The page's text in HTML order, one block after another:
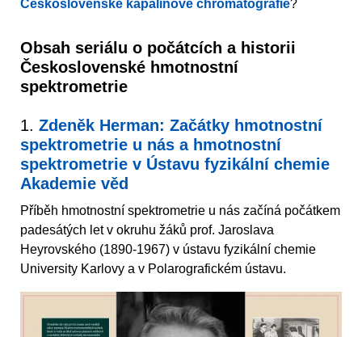
Československé kapalinové chromatografie?
Obsah seriálu o počátcích a historii
Československé hmotnostní
spektrometrie
1. Zdeněk Herman: Začátky hmotnostní
spektrometrie u nás a hmotnostní
spektrometrie v Ústavu fyzikální chemie
Akademie věd
Příběh hmotnostní spektrometrie u nás začíná počátkem
padesátých let v okruhu žáků prof. Jaroslava
Heyrovského (1890-1967) v ústavu fyzikální chemie
University Karlovy a v Polarografickém ústavu.